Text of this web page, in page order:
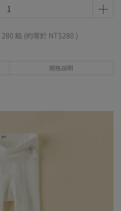
280 點 (約等於 NT$280 )
規格說明